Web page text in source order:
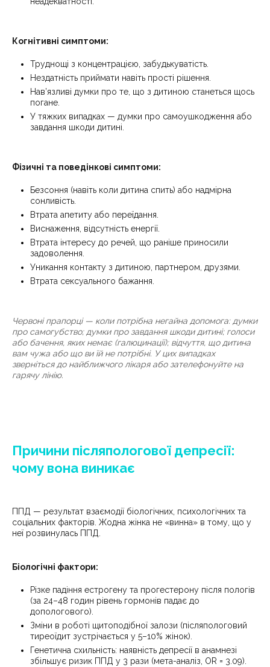
Когнітивні симптоми:
Труднощі з концентрацією, забудькуватість.
Нездатність приймати навіть прості рішення.
Нав’язливі думки про те, що з дитиною станеться щось
погане.
У тяжких випадках — думки про самоушкодження або
завдання шкоди дитині.
Фізичні та поведінкові симптоми:
Безсоння (навіть коли дитина спить) або надмірна
сонливість.
Втрата апетиту або переїдання.
Виснаження, відсутність енергії.
Втрата інтересу до речей, що раніше приносили
задоволення.
Уникання контакту з дитиною, партнером, друзями.
Втрата сексуального бажання.
Червоні прапорці — коли потрібна негайна допомога: думки
про самогубство; думки про завдання шкоди дитині; голоси
або бачення, яких немає (галюцинації); відчуття, що дитина
вам чужа або що ви їй не потрібні. У цих випадках
зверніться до найближчого лікаря або зателефонуйте на
гарячу лінію.
Причини післяпологової депресії:
чому вона виникає
ППД — результат взаємодії біологічних, психологічних та
соціальних факторів. Жодна жінка не «винна» в тому, що у
неї розвинулась ППД.
Біологічні фактори:
Різке падіння естрогену та прогестерону після пологів
(за 24–48 годин рівень гормонів падає до
допологового).
Зміни в роботі щитоподібної залози (післяпологовий
тиреоїдит зустрічається у 5–10% жінок).
Генетична схильність: наявність депресії в анамнезі
збільшує ризик ППД у 3 рази (мета-аналіз, OR = 3.09).